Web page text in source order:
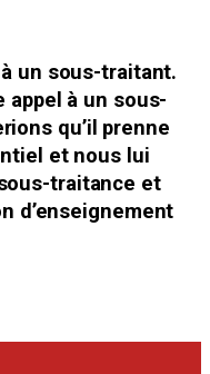
un sous-traitant.
appel à un sous-
qu’il prenne
et nous lui
traitance et
d’enseignement